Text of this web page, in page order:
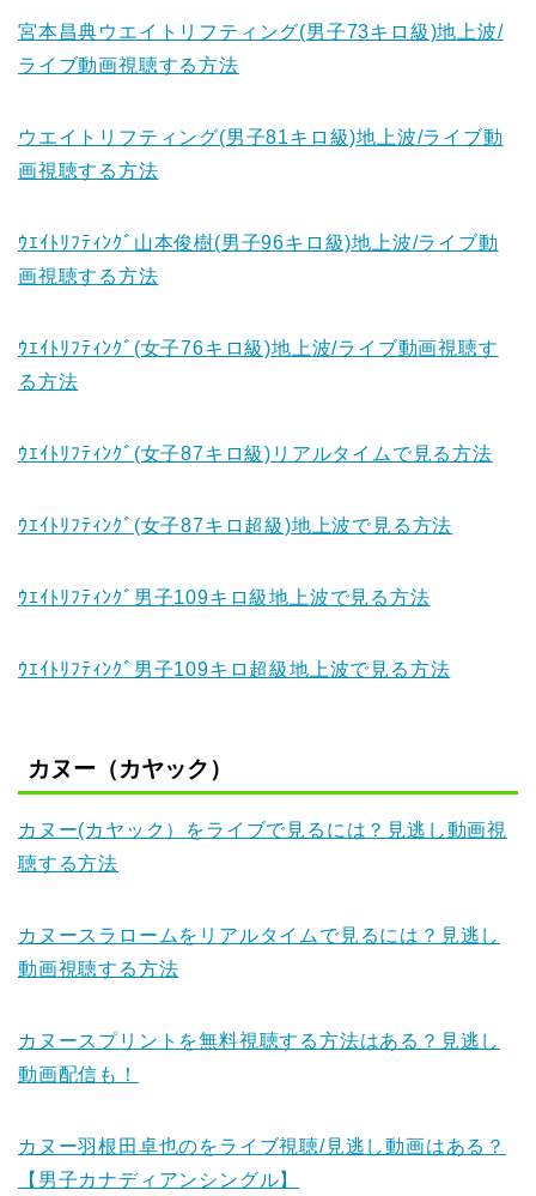
宮本昌典ウエイトリフティング(男子73キロ級)地上波/
ライブ動画視聴する方法
ウエイトリフティング(男子81キロ級)地上波/ライブ動
画視聴する方法
ｳｴｲﾄﾘﾌﾃｨﾝｸﾞ山本俊樹(男子96キロ級)地上波/ライブ動
画視聴する方法
ｳｴｲﾄﾘﾌﾃｨﾝｸﾞ(女子76キロ級)地上波/ライブ動画視聴す
る方法
ｳｴｲﾄﾘﾌﾃｨﾝｸﾞ(女子87キロ級)リアルタイムで見る方法
ｳｴｲﾄﾘﾌﾃｨﾝｸﾞ(女子87キロ超級)地上波で見る方法
ｳｴｲﾄﾘﾌﾃｨﾝｸﾞ男子109キロ級地上波で見る方法
ｳｴｲﾄﾘﾌﾃｨﾝｸﾞ男子109キロ超級地上波で見る方法
カヌー（カヤック）
カヌー(カヤック）をライブで見るには？見逃し動画視
聴する方法
カヌースラロームをリアルタイムで見るには？見逃し
動画視聴する方法
カヌースプリントを無料視聴する方法はある？見逃し
動画配信も！
カヌー羽根田卓也のをライブ視聴/見逃し動画はある？
【男子カナディアンシングル】